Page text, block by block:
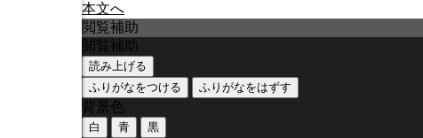
本文へ
閲覧補助
閲覧補助
読み上げる
ふりがなをつける
ふりがなをはずす
背景色
白 青 黒